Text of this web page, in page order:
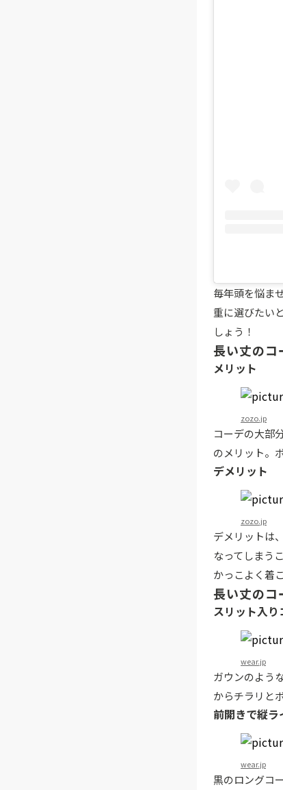
毎年頭を悩ま
重に選びたい
しょう！
長い丈のコ
メリット
zozo.jp
コーデの大部
のメリット。
デメリット
zozo.jp
デメリットは
なってしまう
かっこよく着
長い丈の
スリット入
wear.jp
ガウンのよう
からチラリと
前開きで縦ラ
wear.jp
黒のロングコ